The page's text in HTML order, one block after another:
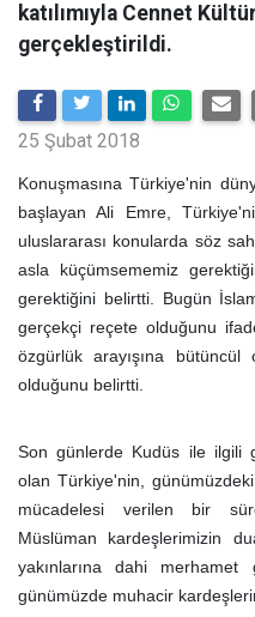
katılımıyla Cennet
gerçekleştirildi.
25 Şubat 2018
Konuşmasına Türkiye'nin
başlayan Ali Emre,
uluslararası konularda söz
asla küçümsememiz
gerektiğini belirtti. Bugün
gerçekçi reçete olduğunu
özgürlük arayışına
olduğunu belirtti.
Son günlerde Kudüs ile ilgili
olan Türkiye'nin,
mücadelesi verilen bir
Müslüman kardeşlerimizin
yakınlarına dahi merhamet
günümüzde muhacir